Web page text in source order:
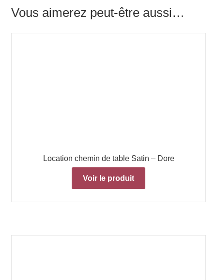
Vous aimerez peut-être aussi…
Location chemin de table Satin – Dore
Voir le produit